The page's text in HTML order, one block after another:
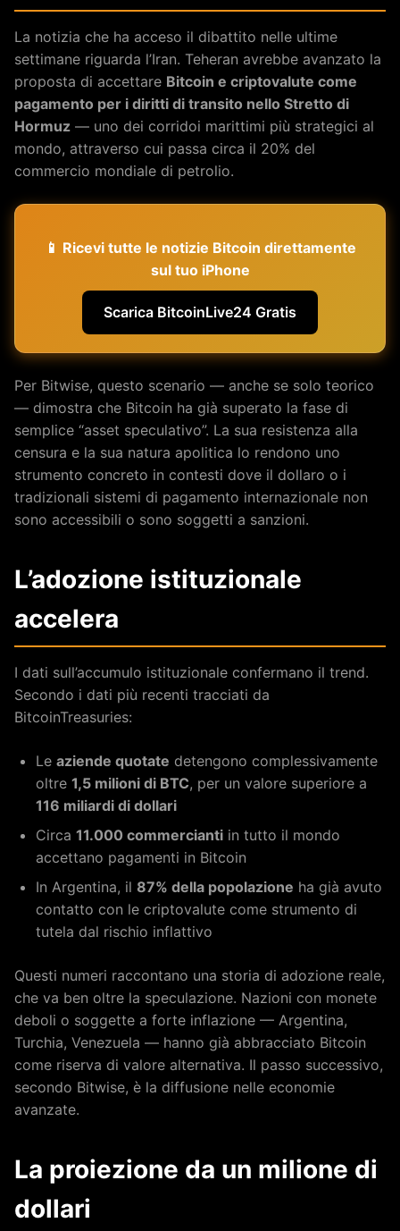
La notizia che ha acceso il dibattito nelle ultime
settimane riguarda l’Iran. Teheran avrebbe avanzato la
proposta di accettare Bitcoin e criptovalute come
pagamento per i diritti di transito nello Stretto di
Hormuz — uno dei corridoi marittimi più strategici al
mondo, attraverso cui passa circa il 20% del
commercio mondiale di petrolio.
📱 Ricevi tutte le notizie Bitcoin direttamente
sul tuo iPhone
Scarica BitcoinLive24 Gratis
Per Bitwise, questo scenario — anche se solo teorico
— dimostra che Bitcoin ha già superato la fase di
semplice “asset speculativo”. La sua resistenza alla
censura e la sua natura apolitica lo rendono uno
strumento concreto in contesti dove il dollaro o i
tradizionali sistemi di pagamento internazionale non
sono accessibili o sono soggetti a sanzioni.
L’adozione istituzionale
accelera
I dati sull’accumulo istituzionale confermano il trend.
Secondo i dati più recenti tracciati da
BitcoinTreasuries:
Le aziende quotate detengono complessivamente
oltre 1,5 milioni di BTC, per un valore superiore a
116 miliardi di dollari
Circa 11.000 commercianti in tutto il mondo
accettano pagamenti in Bitcoin
In Argentina, il 87% della popolazione ha già avuto
contatto con le criptovalute come strumento di
tutela dal rischio inflattivo
Questi numeri raccontano una storia di adozione reale,
che va ben oltre la speculazione. Nazioni con monete
deboli o soggette a forte inflazione — Argentina,
Turchia, Venezuela — hanno già abbracciato Bitcoin
come riserva di valore alternativa. Il passo successivo,
secondo Bitwise, è la diffusione nelle economie
avanzate.
La proiezione da un milione di
dollari